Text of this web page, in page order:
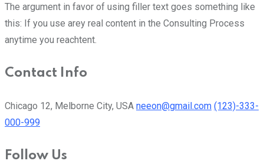
The argument in favor of using filler text goes something like
this: If you use arey real content in the Consulting Process
anytime you reachtent.
Contact Info
Chicago 12, Melborne City, USA neeon@gmail.com (123)-333-
000-999
Follow Us